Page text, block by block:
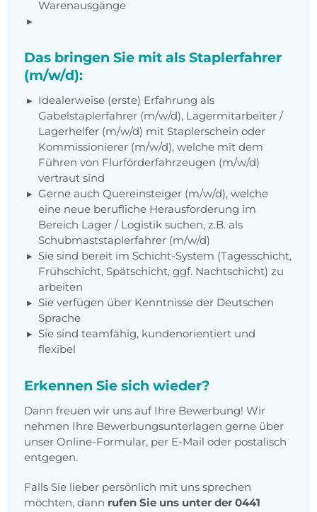
Warenausgänge
Das bringen Sie mit als Staplerfahrer
(m/w/d):
Idealerweise (erste) Erfahrung als
Gabelstaplerfahrer (m/w/d), Lagermitarbeiter /
Lagerhelfer (m/w/d) mit Staplerschein oder
Kommissionierer (m/w/d), welche mit dem
Führen von Flurförderfahrzeugen (m/w/d)
vertraut sind
Gerne auch Quereinsteiger (m/w/d), welche
eine neue berufliche Herausforderung im
Bereich Lager / Logistik suchen, z.B. als
Schubmaststaplerfahrer (m/w/d)
Sie sind bereit im Schicht-System (Tagesschicht,
Frühschicht, Spätschicht, ggf. Nachtschicht) zu
arbeiten
Sie verfügen über Kenntnisse der Deutschen
Sprache
Sie sind teamfähig, kundenorientiert und
flexibel
Erkennen Sie sich wieder?
Dann freuen wir uns auf Ihre Bewerbung! Wir
nehmen Ihre Bewerbungsunterlagen gerne über
unser Online-Formular, per E-Mail oder postalisch
entgegen.
Falls Sie lieber persönlich mit uns sprechen
möchten, dann rufen Sie uns unter der 0441